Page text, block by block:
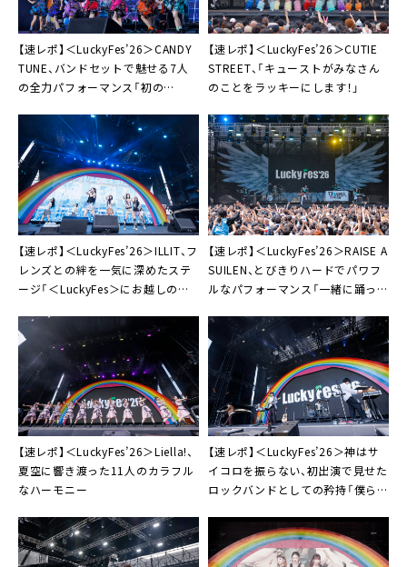
【速レポ】＜LuckyFes’26＞CANDY
TUNE、バンドセットで魅せる7人
の全力パフォーマンス「初の
～？」
【速レポ】＜LuckyFes’26＞CUTIE
STREET、「キューストがみなさん
のことをラッキーにします！」
【速レポ】＜LuckyFes’26＞ILLIT、フ
レンズとの絆を一気に深めたステ
ージ「＜LuckyFes＞にお越しのみ
です！」
【速レポ】＜LuckyFes’26＞RAISE A
SUILEN、とびきりハードでパワフ
ルなパフォーマンス「一緒に踊って
【速レポ】＜LuckyFes’26＞Liella!、
夏空に響き渡った11人のカラフル
なハーモニー
【速レポ】＜LuckyFes’26＞神はサ
イコロを振らない、初出演で見せた
ロックバンドとしての矜持「僕らの